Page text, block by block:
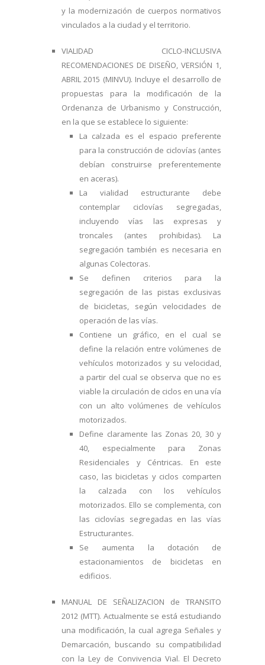
y la modernización de cuerpos normativos
vinculados a la ciudad y el territorio.
VIALIDAD CICLO-INCLUSIVA
RECOMENDACIONES DE DISEÑO, VERSIÓN 1,
ABRIL 2015 (MINVU). Incluye el desarrollo de
propuestas para la modificación de la
Ordenanza de Urbanismo y Construcción,
en la que se establece lo siguiente:
La calzada es el espacio preferente
para la construcción de ciclovías (antes
debían construirse preferentemente
en aceras).
La vialidad estructurante debe
contemplar ciclovías segregadas,
incluyendo vías las expresas y
troncales (antes prohibidas). La
segregación también es necesaria en
algunas Colectoras.
Se definen criterios para la
segregación de las pistas exclusivas
de bicicletas, según velocidades de
operación de las vías.
Contiene un gráfico, en el cual se
define la relación entre volúmenes de
vehículos motorizados y su velocidad,
a partir del cual se observa que no es
viable la circulación de ciclos en una vía
con un alto volúmenes de vehículos
motorizados.
Define claramente las Zonas 20, 30 y
40, especialmente para Zonas
Residenciales y Céntricas. En este
caso, las bicicletas y ciclos comparten
la calzada con los vehículos
motorizados. Ello se complementa, con
las ciclovías segregadas en las vías
Estructurantes.
Se aumenta la dotación de
estacionamientos de bicicletas en
edificios.
MANUAL DE SEÑALIZACION de TRANSITO
2012 (MTT). Actualmente se está estudiando
una modificación, la cual agrega Señales y
Demarcación, buscando su compatibilidad
con la Ley de Convivencia Vial. El Decreto